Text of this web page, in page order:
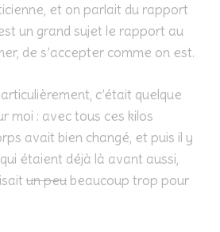
et on parlait du rapport
un grand sujet le rapport au
de s’accepter comme on est.
c’était quelque
moi : avec tous ces kilos
avait bien changé, et puis il y
étaient déjà là avant aussi,
un peu beaucoup trop pour